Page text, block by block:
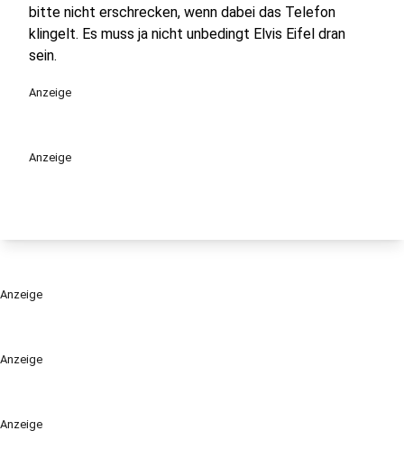
Anzeige
Anzeige
bitte nicht erschrecken, wenn dabei das Telefon
klingelt. Es muss ja nicht unbedingt Elvis Eifel dran
sein.
Anzeige
Anzeige
Anzeige